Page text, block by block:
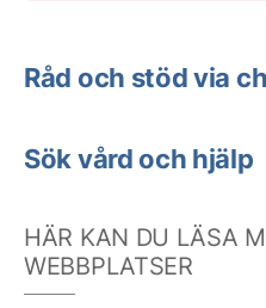
Råd och stöd via
Sök vård och hjälp
HÄR KAN DU LÄSA
WEBBPLATSER